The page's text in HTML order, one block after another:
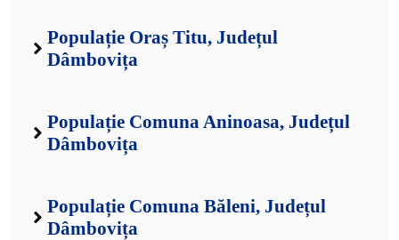
Populație Oraș Titu, Județul
Dâmbovița
Populație Comuna Aninoasa, Județul
Dâmbovița
Populație Comuna Băleni, Județul
Dâmbovița